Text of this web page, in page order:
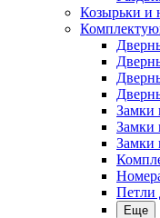
Козырьки и
Замки
Замки
Замки
Петли
Еще